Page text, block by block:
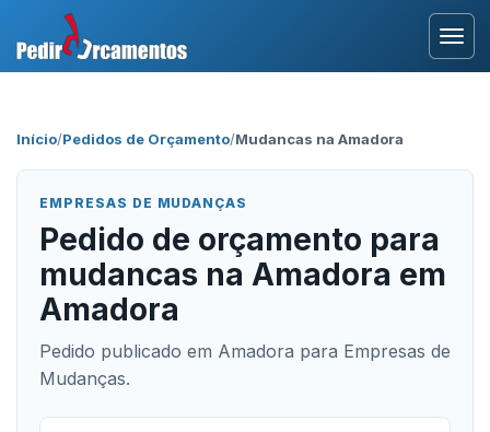
Início/Pedidos de Orçamento/Mudancas na Amadora
EMPRESAS DE MUDANÇAS
Pedido de orçamento para
mudancas na Amadora em
Amadora
Pedido publicado em Amadora para Empresas de
Mudanças.
Área Profissional
Como Funciona?
Testemunhos